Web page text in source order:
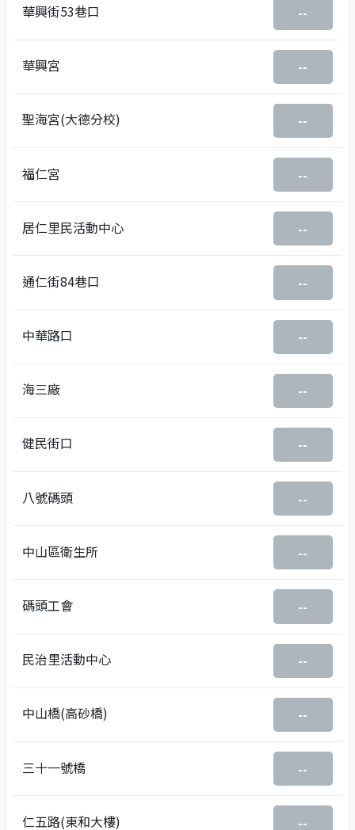
華興街53巷口 --
華興宮 --
聖海宮(大德分校) --
福仁宮 --
居仁里民活動中心 --
通仁街84巷口 --
中華路口 --
海三廠 --
健民街口 --
八號碼頭 --
中山區衛生所 --
碼頭工會 --
民治里活動中心 --
中山橋(高砂橋) --
三十一號橋 --
仁五路(東和大樓) --